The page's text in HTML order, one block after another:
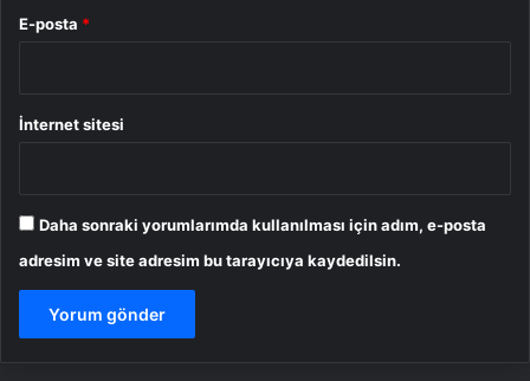
E-posta *
İnternet sitesi
Daha sonraki yorumlarımda kullanılması için adım, e-posta
adresim ve site adresim bu tarayıcıya kaydedilsin.